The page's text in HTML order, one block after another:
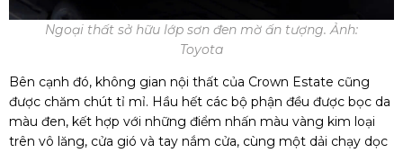
Ngoại thất sở hữu lớp sơn đen mờ ấn tượng. Ảnh:
Toyota
Bên cạnh đó, không gian nội thất của Crown Estate cũng
được chăm chút tỉ mỉ. Hầu hết các bộ phận đều được bọc da
màu đen, kết hợp với những điểm nhấn màu vàng kim loại
trên vô lăng, cửa gió và tay nắm cửa, cùng một dải chạy dọc